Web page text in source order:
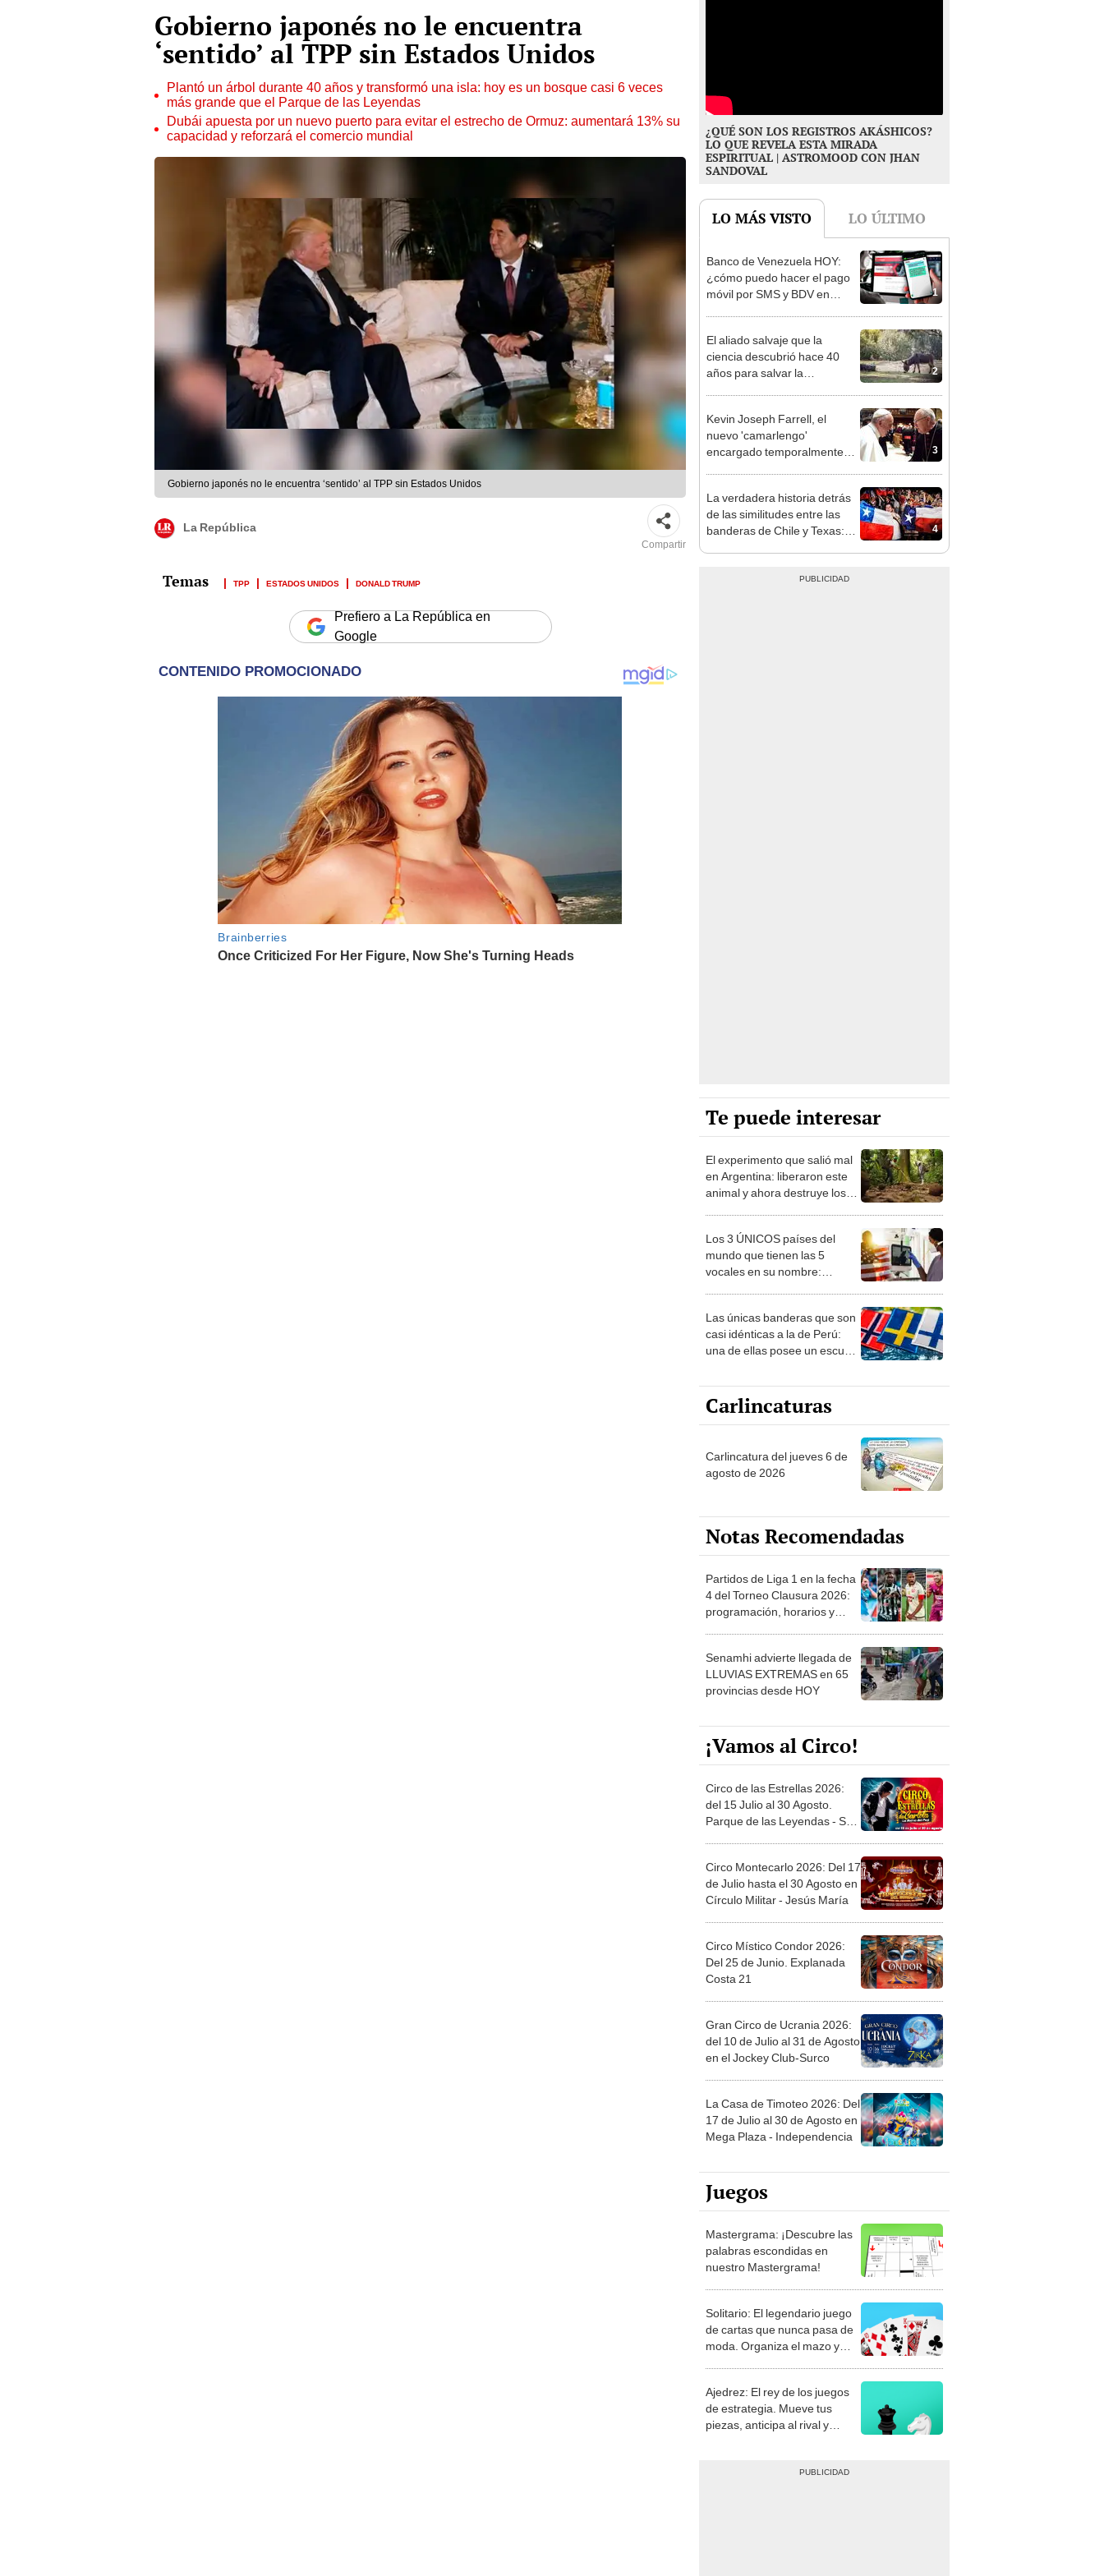
Gobierno japonés no le encuentra
‘sentido’ al TPP sin Estados Unidos
Plantó un árbol durante 40 años y transformó una isla: hoy es un bosque casi 6 veces
más grande que el Parque de las Leyendas
Dubái apuesta por un nuevo puerto para evitar el estrecho de Ormuz: aumentará 13% su
capacidad y reforzará el comercio mundial
Gobierno japonés no le encuentra ‘sentido’ al TPP sin Estados Unidos
La República
Compartir
TPP ESTADOS UNIDOS DONALD TRUMP
Prefiero a La República en
Google
¿QUÉ SON LOS REGISTROS AKÁSHICOS?
LO QUE REVELA ESTA MIRADA
ESPIRITUAL | ASTROMOOD CON JHAN
SANDOVAL
LO MÁS VISTO LO ÚLTIMO
1
Banco de Venezuela HOY:
¿cómo puedo hacer el pago
móvil por SMS y BDV en
2
El aliado salvaje que la
ciencia descubrió hace 40
años para salvar la
convirtiendo el desierto en un
paisaje con más vida
3
Kevin Joseph Farrell, el
nuevo 'camarlengo'
encargado temporalmente
4
La verdadera historia detrás
de las similitudes entre las
banderas de Chile y Texas:
Te puede interesar
El experimento que salió mal
en Argentina: liberaron este
animal y ahora destruye los
Los 3 ÚNICOS países del
mundo que tienen las 5
vocales en su nombre:
Las únicas banderas que son
casi idénticas a la de Perú:
una de ellas posee un escudo
Carlincaturas
Carlincatura del jueves 6 de
agosto de 2026
Notas Recomendadas
Partidos de Liga 1 en la fecha
4 del Torneo Clausura 2026:
programación, horarios y
Senamhi advierte llegada de
LLUVIAS EXTREMAS en 65
provincias desde HOY
¡Vamos al Circo!
Circo de las Estrellas 2026:
del 15 Julio al 30 Agosto.
Parque de las Leyendas - San
Circo Montecarlo 2026: Del 17
de Julio hasta el 30 Agosto en
Círculo Militar - Jesús María
Circo Místico Condor 2026:
Del 25 de Junio. Explanada
Costa 21
Gran Circo de Ucrania 2026:
del 10 de Julio al 31 de Agosto
en el Jockey Club-Surco
La Casa de Timoteo 2026: Del
17 de Julio al 30 de Agosto en
Mega Plaza - Independencia
Juegos
Mastergrama: ¡Descubre las
palabras escondidas en
nuestro Mastergrama!
Solitario: El legendario juego
de cartas que nunca pasa de
moda. Organiza el mazo y
Ajedrez: El rey de los juegos
de estrategia. Mueve tus
piezas, anticipa al rival y